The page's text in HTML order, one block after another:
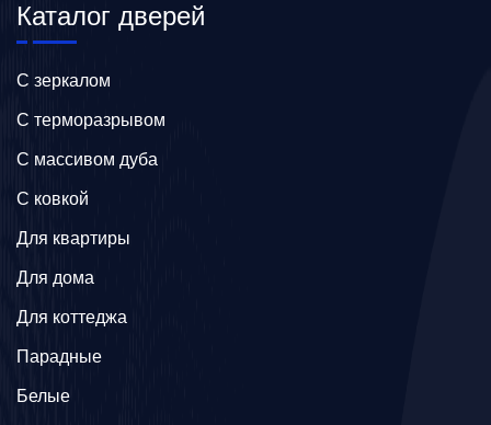
Каталог дверей
C зеркалом
C терморазрывом
C массивом дуба
C ковкой
Для квартиры
Для дома
Для коттеджа
Парадные
Белые